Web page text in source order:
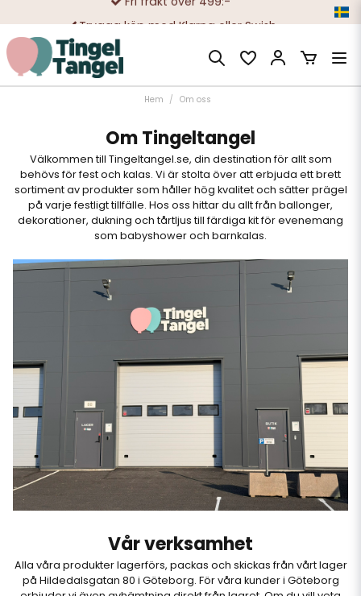
10 000-tals nöjda kunder
Hem Om oss
Om Tingeltangel
Välkommen till Tingeltangel.se, din destination för allt som
behövs för fest och kalas. Vi är stolta över att erbjuda ett brett
sortiment av produkter som håller hög kvalitet och sätter prägel
på varje festligt tillfälle. Hos oss hittar du allt från ballonger,
dekorationer, dukning och tårtljus till färdiga kit för evenemang
som babyshower och barnkalas.
Vår verksamhet
Alla våra produkter lagerförs, packas och skickas från vårt lager
på Hildedalsgatan 80 i Göteborg. För våra kunder i Göteborg